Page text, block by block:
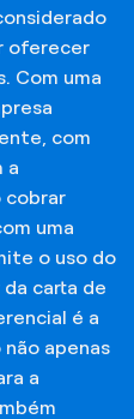
oferecer
Com uma
com
a
cobrar
uma
o uso do
carta de
é a
apenas
a